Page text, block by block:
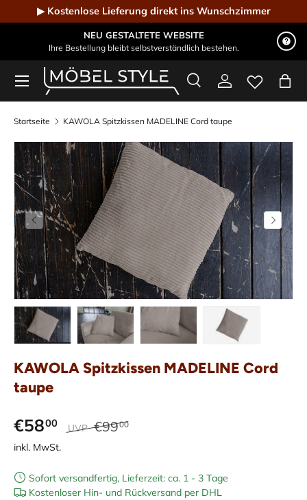
Direkt zum Inhalt
▶ Kostenlose Lieferung direkt ins Wunschzimmer
NEU GESTALTETE WEBSITE
Ihre Bestellung bleibt selbstverständlich bestehen.
Möbel Style - Der Online-Shop für Designmöbel
Suchen
SucheEinloggen
Menü
Startseite KAWOLA Spitzkissen MADELINE Cord taupe
Vorherige Nächste
Bild 1 in Galerieansicht laden
Bild 2 in Galerieansicht laden
Bild 3 in Galerieansicht laden
Bild 4 in
KAWOLA Spitzkissen MADELINE Cord
taupe
€5800 UVP €9900
inkl. MwSt.
Sofort versandfertig, Lieferzeit: ca. 1 - 3 Tage
Kostenloser Hin- und Rückversand per DHL